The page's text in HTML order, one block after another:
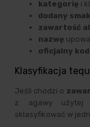
kategorię i
dodany smak
zawartość
nazwę
oficjalny kod
Klasyfikacja
Jeśli chodzi o
z agawy użytej
sklasyfikować w